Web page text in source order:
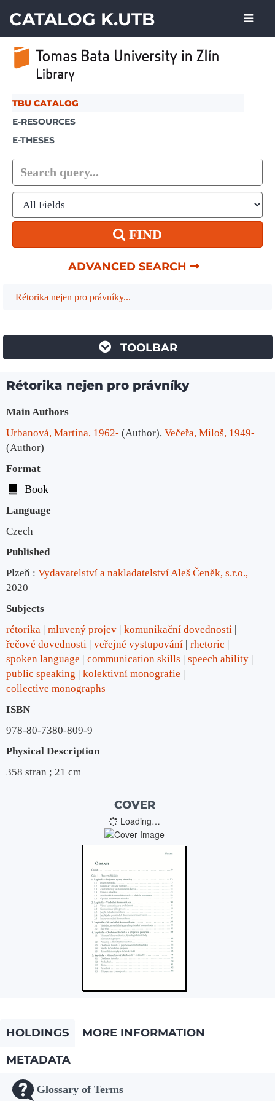
CATALOG K.UTB
TBU CATALOG
E-RESOURCES
E-THESES
FIND
ADVANCED SEARCH
Rétorika nejen pro právníky...
TOOLBAR
Rétorika nejen pro právníky
Bibliographic Details
Main Authors
Urbanová, Martina, 1962- (Author), Večeřa, Miloš, 1949-
(Author)
Format
Book
Language
Czech
Published
Plzeň : Vydavatelství a nakladatelství Aleš Čeněk, s.r.o.,
2020
Subjects
rétorika
mluvený projev
komunikační dovednosti
řečové dovednosti
veřejné vystupování
rhetoric
spoken language
communication skills
speech ability
public speaking
kolektivní monografie
collective monographs
ISBN
978-80-7380-809-9
Physical Description
358 stran ; 21 cm
COVER
Loading…
HOLDINGS
MORE INFORMATION
METADATA
Glossary of Terms